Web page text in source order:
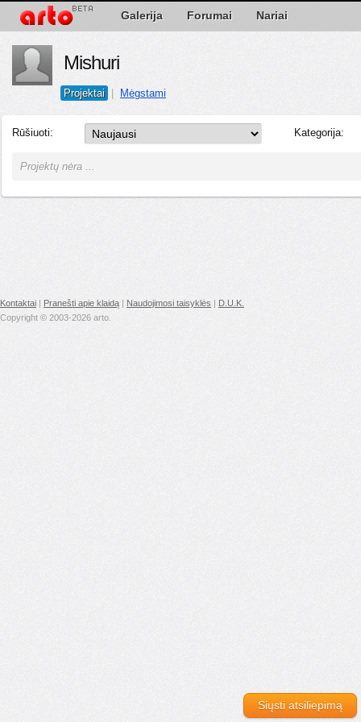
Galerija Forumai Nariai
Siųsti atsiliepimą
Mishuri
Projektai Mėgstami
Rūšiuoti: Kategorija:
Projektų nėra ...
Kontaktai | Pranešti apie klaidą | Naudojimosi taisyklės | D.U.K.
Copyright © 2003-2026 arto.